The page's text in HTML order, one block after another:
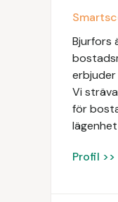
Bjurfors
Vi
för
Profil >>